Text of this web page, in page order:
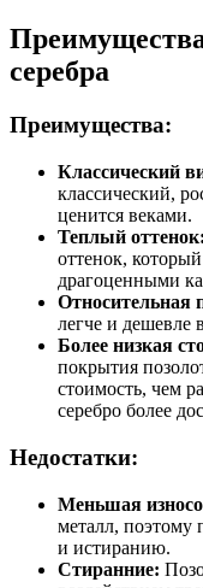
серебра
Преимущества:
Классический
классический,
ценится веками.
Теплый оттенок:
оттенок,
драгоценными
Относительная
легче и дешевле
Более низкая
покрытия
стоимость, чем
серебро более
Недостатки:
Меньшая
металл, поэтому
и истиранию.
Стиранние: